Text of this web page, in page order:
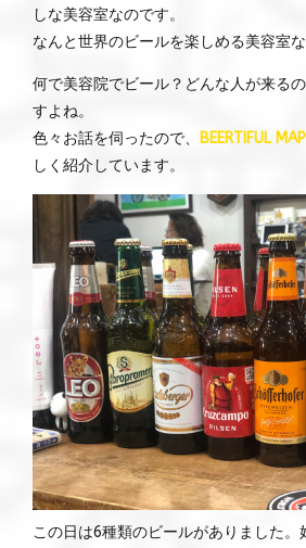
しな美容室なのです。
なんと世界のビールを楽しめる美容室な
何で美容院でビール？どんな人が来る
すよね。
色々お話を伺ったので、
BEERTIFUL
しく紹介しています。
この日は6種類のビールがありました。